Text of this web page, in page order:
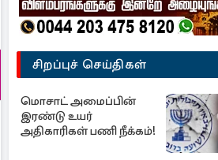
சிறப்புச் செய்திகள்
மொசாட் அமைப்பின்
இரண்டு உயர்
அதிகாரிகள் பணி நீக்கம்!